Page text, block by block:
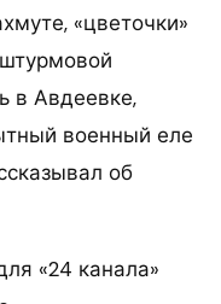
«цветочки»
в Авдеевке,
военный еле
об
«24 канала»